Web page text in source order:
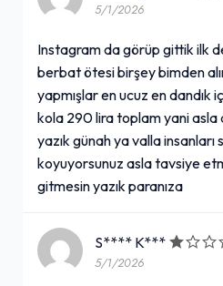
5/1/2026
Instagram da görüp gittik ilk
berbat ötesi birşey bimden
yapmışlar en ucuz en dandık
kola 290 lira toplam yani
yazık günah ya valla insanları
koyuyorsunuz asla tavsiye
gitmesin yazık paranıza
S**** K***
5/1/2026